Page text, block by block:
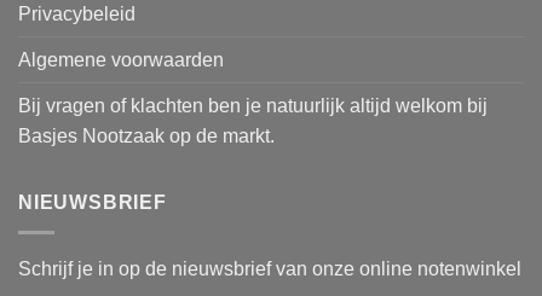
Privacybeleid
Algemene voorwaarden
Bij vragen of klachten ben je natuurlijk altijd welkom bij
Basjes Nootzaak op de markt.
NIEUWSBRIEF
Schrijf je in op de nieuwsbrief van onze online notenwinkel